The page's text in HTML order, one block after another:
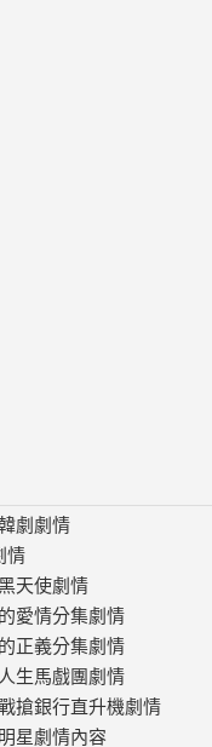
劇劇情
情
天使劇情
愛情分集劇情
正義分集劇情
生馬戲團劇情
搶銀行直升機劇情
星劇情內容